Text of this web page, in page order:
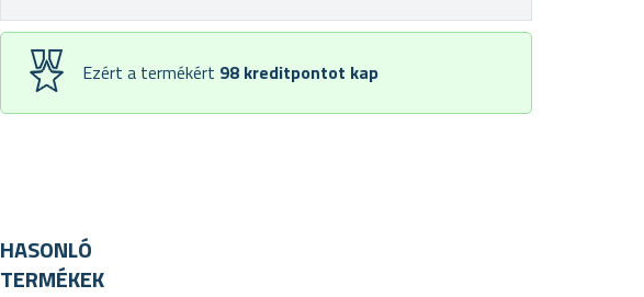
Ezért a termékért 98 kreditpontot kap
HASONLÓ
TERMÉKEK